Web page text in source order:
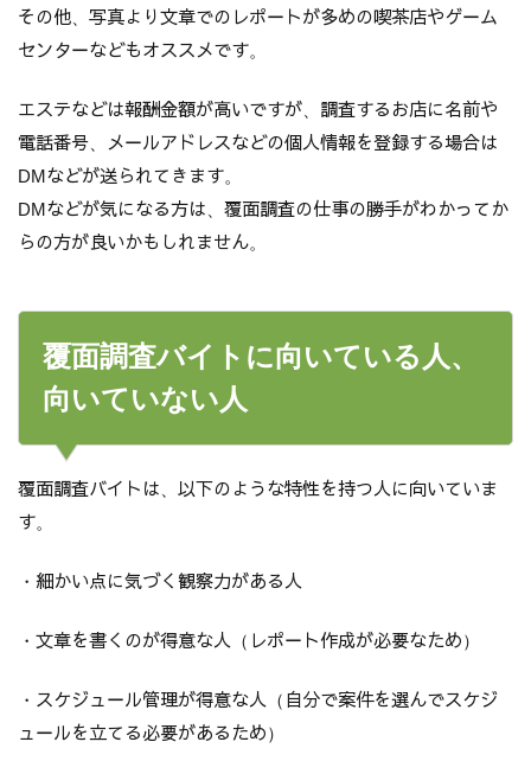
その他、写真より文章でのレポートが多めの喫茶店やゲーム
センターなどもオススメです。
エステなどは報酬金額が高いですが、調査するお店に名前や
電話番号、メールアドレスなどの個人情報を登録する場合は
DMなどが送られてきます。
DMなどが気になる方は、覆面調査の仕事の勝手がわかってか
らの方が良いかもしれません。
覆面調査バイトに向いている人、
向いていない人
覆面調査バイトは、以下のような特性を持つ人に向いていま
す。
・細かい点に気づく観察力がある人
・文章を書くのが得意な人（レポート作成が必要なため）
・スケジュール管理が得意な人（自分で案件を選んでスケジ
ュールを立てる必要があるため）